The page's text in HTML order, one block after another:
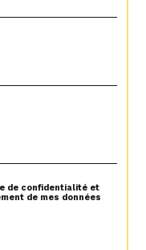
de confidentialité et
de mes données